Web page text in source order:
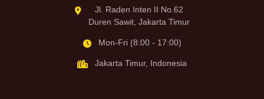
Jl. Raden Inten II No.62
Duren Sawit, Jakarta Timur
Mon-Fri (8:00 - 17:00)
Jakarta Timur, Indonesia